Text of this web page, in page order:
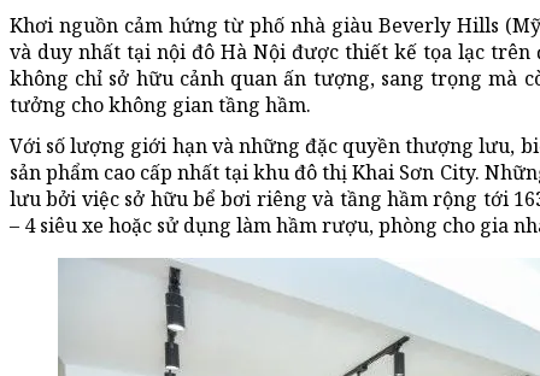
Khơi nguồn cảm hứng từ phố nhà giàu Beverly Hills
và duy nhất tại nội đô Hà Nội được thiết kế tọa lạc trên
không chỉ sở hữu cảnh quan ấn tượng, sang trọng mà
tưởng cho không gian tầng hầm.
Với số lượng giới hạn và những đặc quyền thượng lưu,
sản phẩm cao cấp nhất tại khu đô thị Khai Sơn City.
lưu bởi việc sở hữu bể bơi riêng và tầng hầm rộng tới
– 4 siêu xe hoặc sử dụng làm hầm rượu, phòng cho gia